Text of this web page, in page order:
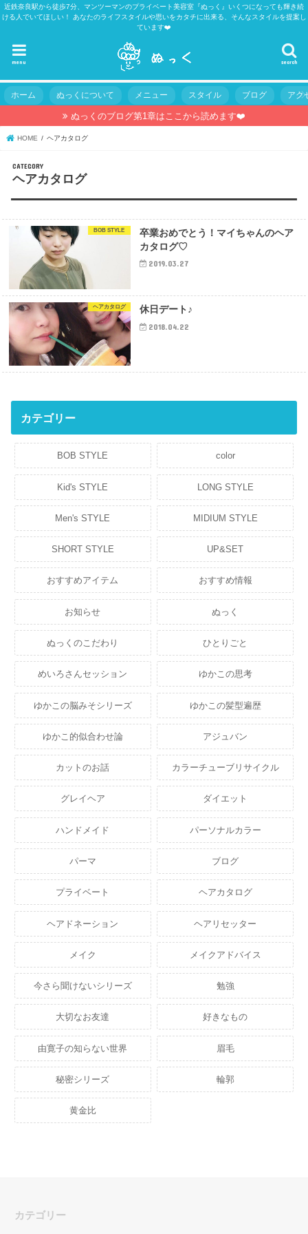
近鉄奈良駅から徒歩7分、マンツーマンのプライベート美容室『ぬっく』いくつになっても輝き続
ける人でいてほしい！ あなたのライフスタイルや思いをカタチに出来る、そんなスタイルを提案し
ています❤️
search
menu
ホーム ぬっくについて メニュー スタイル ブログ アク
ぬっくのブログ第1章はここから読めます❤️
HOME ヘアカタログ
CATEGORY
ヘアカタログ
BOB STYLE
卒業おめでとう！マイちゃんのヘア
カタログ♡
2019.03.27
ヘアカタログ 休日デート♪
2018.04.22
カテゴリー
BOB STYLE color
Kid's STYLE LONG STYLE
Men's STYLE MIDIUM STYLE
SHORT STYLE UP&SET
おすすめアイテム おすすめ情報
お知らせ ぬっく
ぬっくのこだわり ひとりごと
めいろさんセッション ゆかこの思考
ゆかこの脳みそシリーズ ゆかこの髪型遍歴
ゆかこ的似合わせ論 アジュバン
カットのお話 カラーチューブリサイクル
グレイヘア ダイエット
ハンドメイド パーソナルカラー
パーマ ブログ
プライベート ヘアカタログ
ヘアドネーション ヘアリセッター
メイク メイクアドバイス
今さら聞けないシリーズ 勉強
大切なお友達 好きなもの
由寛子の知らない世界 眉毛
秘密シリーズ 輪郭
黄金比
カテゴリー